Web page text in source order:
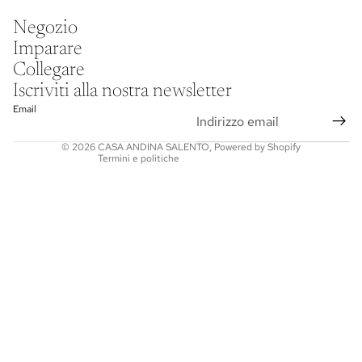
Negozio
Imparare
Collegare
Iscriviti alla nostra newsletter
Email
© 2026CASA ANDINA SALENTO, Powered by Shopify
Termini e politiche
Informativa sulla privacy
Informativa legale
Recapiti
Informativa sulle spedizioni
Termini e condizioni del servizio